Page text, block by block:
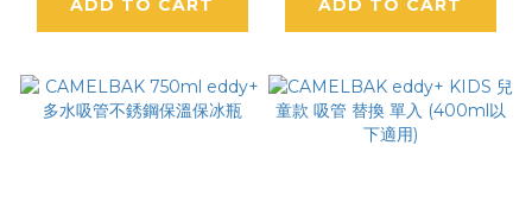
ADD TO CART ADD TO CART